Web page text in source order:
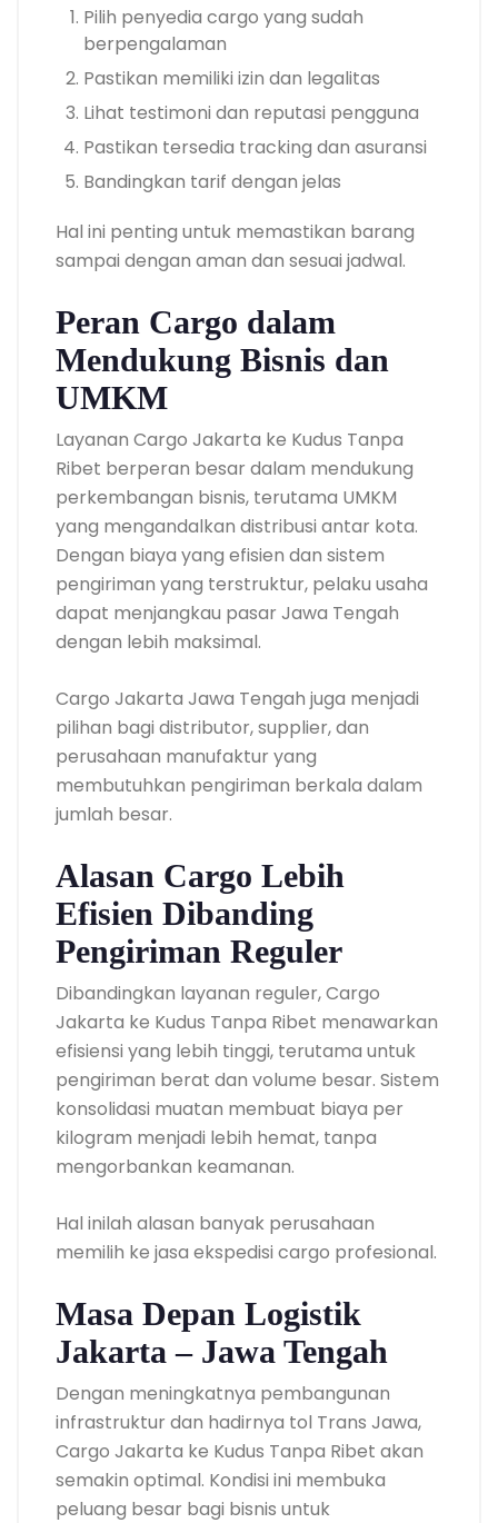
Pilih penyedia cargo yang sudah
berpengalaman
Pastikan memiliki izin dan legalitas
Lihat testimoni dan reputasi pengguna
Pastikan tersedia tracking dan asuransi
Bandingkan tarif dengan jelas
Hal ini penting untuk memastikan barang
sampai dengan aman dan sesuai jadwal.
Peran Cargo dalam
Mendukung Bisnis dan
UMKM
Layanan Cargo Jakarta ke Kudus Tanpa
Ribet berperan besar dalam mendukung
perkembangan bisnis, terutama UMKM
yang mengandalkan distribusi antar kota.
Dengan biaya yang efisien dan sistem
pengiriman yang terstruktur, pelaku usaha
dapat menjangkau pasar Jawa Tengah
dengan lebih maksimal.
Cargo Jakarta Jawa Tengah juga menjadi
pilihan bagi distributor, supplier, dan
perusahaan manufaktur yang
membutuhkan pengiriman berkala dalam
jumlah besar.
Alasan Cargo Lebih
Efisien Dibanding
Pengiriman Reguler
Dibandingkan layanan reguler, Cargo
Jakarta ke Kudus Tanpa Ribet menawarkan
efisiensi yang lebih tinggi, terutama untuk
pengiriman berat dan volume besar. Sistem
konsolidasi muatan membuat biaya per
kilogram menjadi lebih hemat, tanpa
mengorbankan keamanan.
Hal inilah alasan banyak perusahaan
memilih ke jasa ekspedisi cargo profesional.
Masa Depan Logistik
Jakarta – Jawa Tengah
Dengan meningkatnya pembangunan
infrastruktur dan hadirnya tol Trans Jawa,
Cargo Jakarta ke Kudus Tanpa Ribet akan
semakin optimal. Kondisi ini membuka
peluang besar bagi bisnis untuk